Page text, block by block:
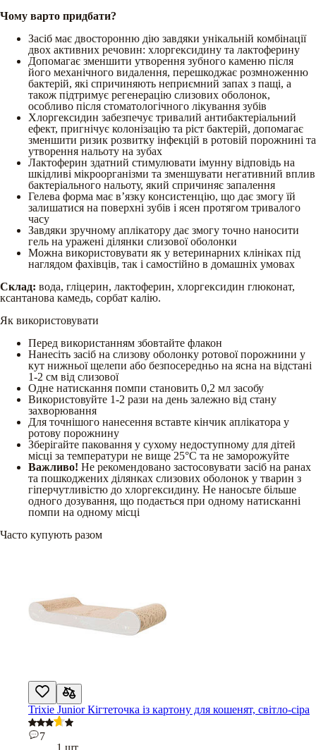
Чому варто придбати?
Засіб має двосторонню дію завдяки унікальній комбінації
двох активних речовин: хлоргексидину та лактоферину
Допомагає зменшити утворення зубного каменю після
його механічного видалення, перешкоджає розмноженню
бактерій, які спричиняють неприємний запах з пащі, а
також підтримує регенерацію слизових оболонок,
особливо після стоматологічного лікування зубів
Хлоргексидин забезпечує тривалий антибактеріальний
ефект, пригнічує колонізацію та ріст бактерій, допомагає
зменшити ризик розвитку інфекцій в ротовій порожнині та
утворення нальоту на зубах
Лактоферин здатний стимулювати імунну відповідь на
шкідливі мікроорганізми та зменшувати негативний вплив
бактеріального нальоту, який спричиняє запалення
Гелева форма має в’язку консистенцію, що дає змогу їй
залишатися на поверхні зубів і ясен протягом тривалого
часу
Завдяки зручному аплікатору дає змогу точно наносити
гель на уражені ділянки слизової оболонки
Можна використовувати як у ветеринарних клініках під
наглядом фахівців, так і самостійно в домашніх умовах
Склад: вода, гліцерин, лактоферин, хлоргексидин глюконат,
ксантанова камедь, сорбат калію.
Як використовувати
Перед використанням збовтайте флакон
Нанесіть засіб на слизову оболонку ротової порожнини у
кут нижньої щелепи або безпосередньо на ясна на відстані
1-2 см від слизової
Одне натискання помпи становить 0,2 мл засобу
Використовуйте 1-2 рази на день залежно від стану
захворювання
Для точнішого нанесення вставте кінчик аплікатора у
ротову порожнину
Зберігайте паковання у сухому недоступному для дітей
місці за температури не вище 25°C та не заморожуйте
Важливо! Не рекомендовано застосовувати засіб на ранах
та пошкоджених ділянках слизових оболонок у тварин з
гіперчутливістю до хлоргексидину. Не наносьте більше
одного дозування, що подається при одному натисканні
помпи на одному місці
Часто купують разом
Trixie Junior Кігтеточка із картону для кошенят, світло-сіра
7
1 шт